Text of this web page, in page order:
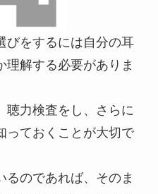
びをするには自分の耳
理解する必要がありま
聴力検査をし、さらに
っておくことが大切で
るのであれば、そのま